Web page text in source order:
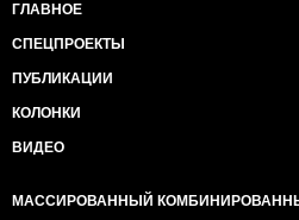
ГЛАВНОЕ
СПЕЦПРОЕКТЫ
ПУБЛИКАЦИИ
КОЛОНКИ
ВИДЕО
МАССИРОВАННЫЙ